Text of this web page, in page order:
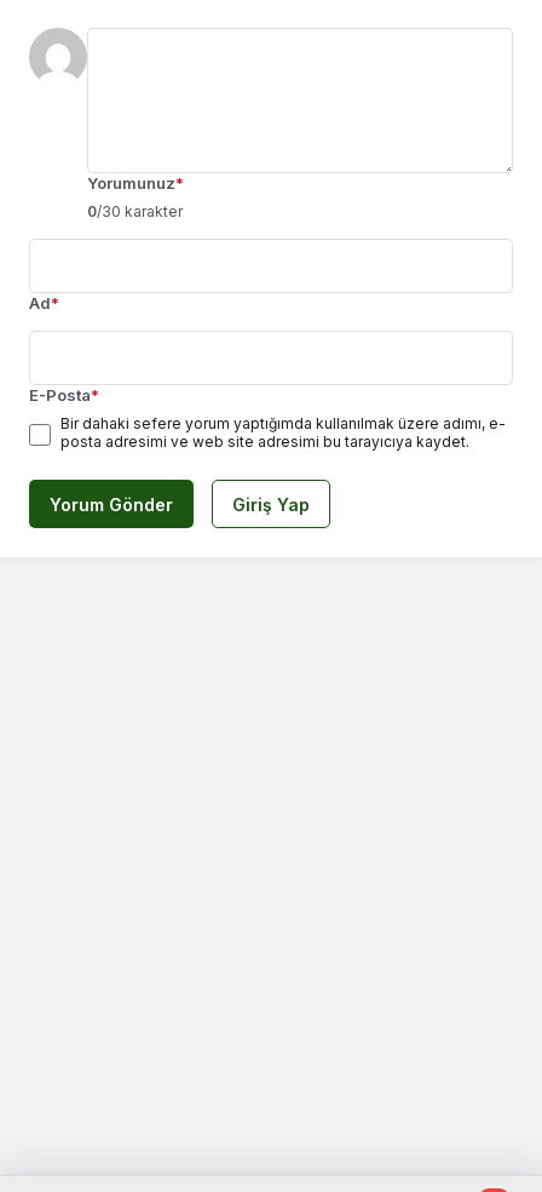
Yorumunuz*
0/30 karakter
Ad*
E-Posta*
Bir dahaki sefere yorum yaptığımda kullanılmak üzere adımı, e-
posta adresimi ve web site adresimi bu tarayıcıya kaydet.
Yorum Gönder Giriş Yap